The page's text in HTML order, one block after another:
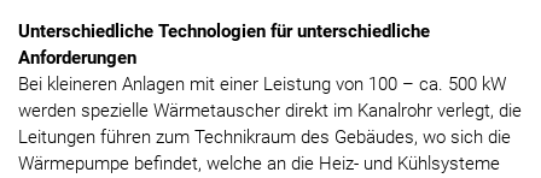
Unterschiedliche Technologien für unterschiedliche
Anforderungen
Bei kleineren Anlagen mit einer Leistung von 100 – ca. 500 kW
werden spezielle Wärmetauscher direkt im Kanalrohr verlegt, die
Leitungen führen zum Technikraum des Gebäudes, wo sich die
Wärmepumpe befindet, welche an die Heiz- und Kühlsysteme